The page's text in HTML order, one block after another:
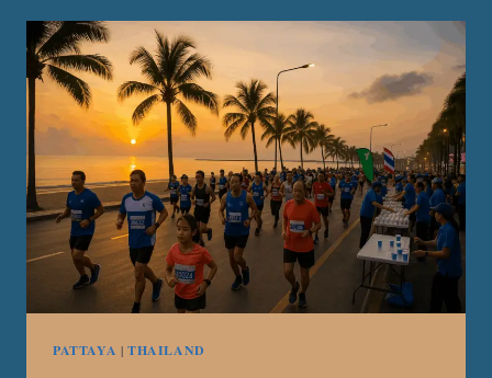
MEHRERER
RAUBÜBERFÄLLE
–
POLIZEI
ERMITTELT
PATTAYA | THAILAND